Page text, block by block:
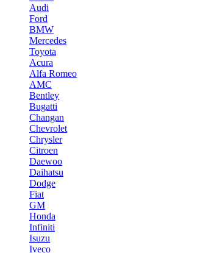
Audi
Ford
BMW
Mercedes
Toyota
Acura
Alfa Romeo
AMC
Bentley
Bugatti
Changan
Chevrolet
Chrysler
Citroen
Daewoo
Daihatsu
Dodge
Fiat
GM
Honda
Infiniti
Isuzu
Iveco